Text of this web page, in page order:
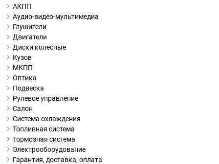
АКПП
Аудио-видео-мультимедиа
Глушители
Двигатели
Диски колесные
Кузов
МКПП
Оптика
Подвеска
Рулевое управление
Салон
Система охлаждения
Топливная система
Тормозная система
Электрооборудование
Гарантия, доставка, оплата